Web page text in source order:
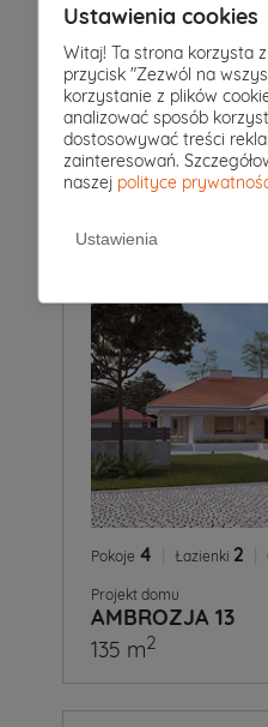
Pokoje 4 | Łazienki 3 |
Projekt domu
AMBROZJA 7
145 m2
Pokoje 4 Łazienki 2
Projekt domu
AMBROZJA 13
135 m2
Ustawienia cookies
Witaj! Ta strona korzysta
przycisk "Zezwól na
korzystanie z plików
analizować sposób
dostosowywać treści
zainteresowań.
naszej polityce
Ustawienia